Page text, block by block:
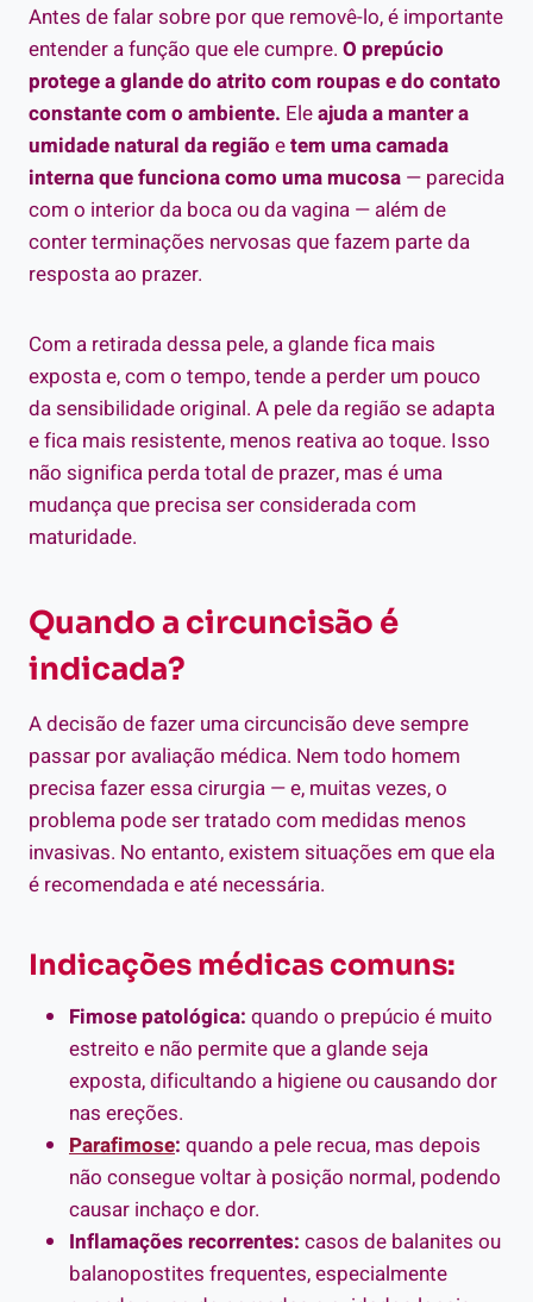
Antes de falar sobre por que removê-lo, é importante
entender a função que ele cumpre. O prepúcio
protege a glande do atrito com roupas e do contato
constante com o ambiente. Eleajuda a manter a
umidade natural da região etem uma camada
interna que funciona como uma mucosa — parecida
com o interior da boca ou da vagina — além de
conter terminações nervosas que fazem parte da
resposta ao prazer.
Com a retirada dessa pele, a glande fica mais
exposta e, com o tempo, tende a perder um pouco
da sensibilidade original. A pele da região se adapta
e fica mais resistente, menos reativa ao toque. Isso
não significa perda total de prazer, mas é uma
mudança que precisa ser considerada com
maturidade.
Quando a circuncisão é
indicada?
A decisão de fazer uma circuncisão deve sempre
passar por avaliação médica. Nem todo homem
precisa fazer essa cirurgia — e, muitas vezes, o
problema pode ser tratado com medidas menos
invasivas. No entanto, existem situações em que ela
é recomendada e até necessária.
Indicações médicas comuns:
Fimose patológica: quando o prepúcio é muito
estreito e não permite que a glande seja
exposta, dificultando a higiene ou causando dor
nas ereções.
Parafimose: quando a pele recua, mas depois
não consegue voltar à posição normal, podendo
causar inchaço e dor.
Inflamações recorrentes: casos de balanites ou
balanopostites frequentes, especialmente